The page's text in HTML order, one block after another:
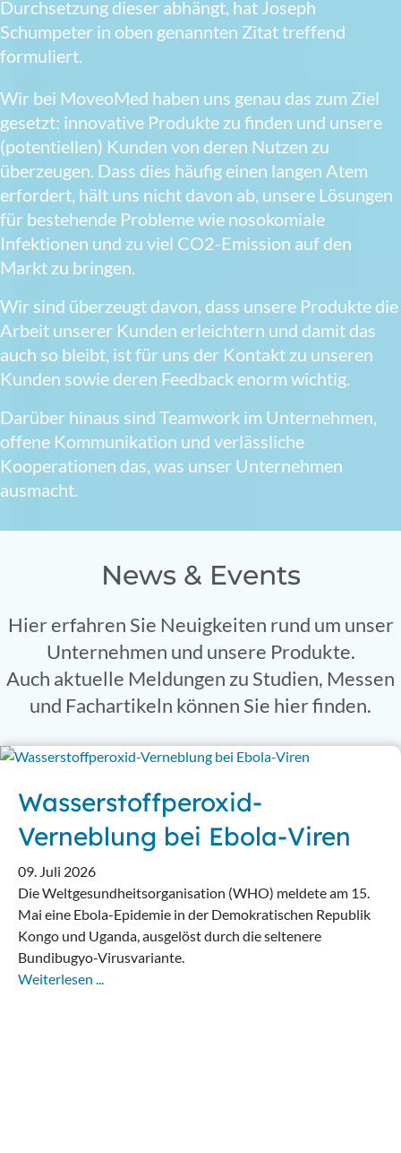
Durchsetzung dieser abhängt, hat Joseph
Schumpeter in oben genannten Zitat treffend
formuliert.
Wir bei MoveoMed haben uns genau das zum Ziel
gesetzt: innovative Produkte zu finden und unsere
(potentiellen) Kunden von deren Nutzen zu
überzeugen. Dass dies häufig einen langen Atem
erfordert, hält uns nicht davon ab, unsere Lösungen
für bestehende Probleme wie nosokomiale
Infektionen und zu viel CO2-Emission auf den
Markt zu bringen.
Wir sind überzeugt davon, dass unsere Produkte die
Arbeit unserer Kunden erleichtern und damit das
auch so bleibt, ist für uns der Kontakt zu unseren
Kunden sowie deren Feedback enorm wichtig.
Darüber hinaus sind Teamwork im Unternehmen,
offene Kommunikation und verlässliche
Kooperationen das, was unser Unternehmen
ausmacht.
News & Events
Hier erfahren Sie Neuigkeiten rund um unser
Unternehmen und unsere Produkte.
Auch aktuelle Meldungen zu Studien, Messen
und Fachartikeln können Sie hier finden.
Wasserstoffperoxid-
Verneblung bei Ebola-Viren
09. Juli 2026
Die Weltgesundheitsorganisation (WHO) meldete am 15.
Mai eine Ebola-Epidemie in der Demokratischen Republik
Kongo und Uganda, ausgelöst durch die seltenere
Bundibugyo-Virusvariante.
Weiterlesen ...